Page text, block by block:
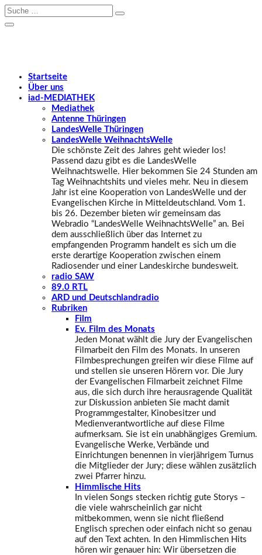
Startseite
Über uns
iad -MEDIATHEK
Mediathek
Antenne Thüringen
LandesWelle Thüringen
LandesWelle WeihnachtsWelle
Die schönste Zeit des Jahres geht wieder los!
Passend dazu gibt es die LandesWelle
Weihnachtswelle. Hier bekommen Sie 24 Stunden am
Tag Weihnachtshits und vieles mehr. Neu in diesem
Jahr ist eine Kooperation von LandesWelle und der
Evangelischen Kirche in Mitteldeutschland. Vom 1.
bis 26. Dezember bieten wir gemeinsam das
Webradio “LandesWelle WeihnachtsWelle” an. Bei
dem ausschließlich über das Internet zu
empfangenden Programm handelt es sich um die
erste derartige Kooperation zwischen einem
Radiosender und einer Landeskirche bundesweit.
radio SAW
89.0 RTL
ARD und Deutschlandradio
Rubriken
Film
Ev. Film des Monats
Jeden Monat wählt die Jury der Evangelischen
Filmarbeit den Film des Monats. In unseren
Filmbesprechungen greifen wir diese Filme auf
und stellen sie unseren Hörern vor. Die Jury
der Evangelischen Filmarbeit zeichnet Filme
aus, die sich durch ihre herausragende Qualität
zur Diskussion anbieten Sie macht damit
Programmgestalter, Kinobesitzer und
Medienverantwortliche auf diese Filme
aufmerksam. Sie ist ein unabhängiges Gremium.
Evangelische Werke, Verbände und
Einrichtungen benennen in vierjährigem Turnus
die Mitglieder der Jury; diese wählen zusätzlich
zwei Pfarrer hinzu.
Himmlische Hits
In vielen Songs stecken richtig gute Storys –
die viele wahrscheinlich gar nicht
mitbekommen, wenn sie nicht fließend
Englisch sprechen oder einfach nicht so genau
auf den Text achten. In den Himmlischen Hits
hören wir genauer hin: Wir übersetzen die